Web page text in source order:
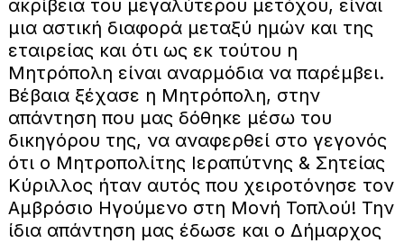
ακρίβεια του μεγαλύτερου μετόχου, είναι
μια αστική διαφορά μεταξύ ημών και της
εταιρείας και ότι ως εκ τούτου η
Μητρόπολη είναι αναρμόδια να παρέμβει.
Βέβαια ξέχασε η Μητρόπολη, στην
απάντηση που μας δόθηκε μέσω του
δικηγόρου της, να αναφερθεί στο γεγονός
ότι ο Μητροπολίτης Ιεραπύτνης & Σητείας
Κύριλλος ήταν αυτός που χειροτόνησε τον
Αμβρόσιο Ηγούμενο στη Μονή Τοπλού! Την
ίδια απάντηση μας έδωσε και ο Δήμαρχος